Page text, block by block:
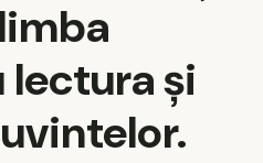
lectura și